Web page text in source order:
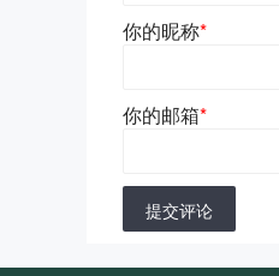
你的昵称*
你的邮箱*
提交评论